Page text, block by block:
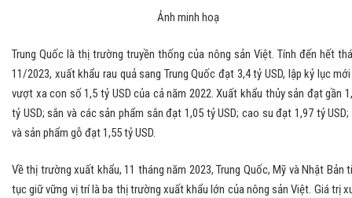
Ảnh minh hoạ
Trung Quốc là thị trường truyền thống của nông sản Việt. Tính đến hết
11/2023, xuất khẩu rau quả sang Trung Quốc đạt 3,4 tỷ USD, lập kỷ lục
vượt xa con số 1,5 tỷ USD của cả năm 2022. Xuất khẩu thủy sản đạt gần
tỷ USD; sắn và các sản phẩm sắn đạt 1,05 tỷ USD; cao su đạt 1,97 tỷ
và sản phẩm gỗ đạt 1,55 tỷ USD.
Về thị trường xuất khẩu, 11 tháng năm 2023, Trung Quốc, Mỹ và Nhật Bản
tục giữ vững vị trí là ba thị trường xuất khẩu lớn của nông sản Việt. Giá trị